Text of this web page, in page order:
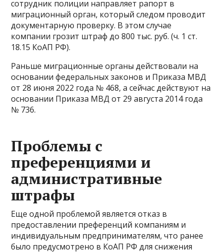
сотрудник полиции направляет рапорт в
миграционный орган, который следом проводит
документарную проверку. В этом случае
компании грозит штраф до 800 тыс. руб. (ч. 1 ст.
18.15 КоАП РФ).
Раньше миграционные органы действовали на
основании федеральных законов и Приказа МВД
от 28 июня 2022 года № 468, а сейчас действуют на
основании Приказа МВД от 29 августа 2014 года
№ 736.
Проблемы с
преференциями и
административные
штрафы
Еще одной проблемой является отказ в
предоставлении преференций компаниям и
индивидуальным предпринимателям, что ранее
было предусмотрено в КоАП РФ для снижения